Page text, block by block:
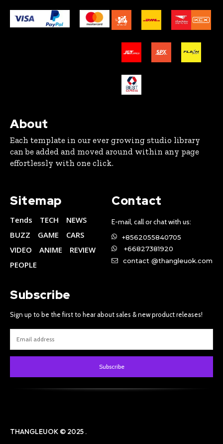
About
Each template in our ever growing studio library
can be added and moved around within any page
effortlessly with one click.
Sitemap
Tends TECH
NEWS
BUZZ
GAME
CARS
VIDEO
ANIME
REVIEW
PEOPLE
Contact
E-mail, call or chat with us:
+8562055840705
+66827381920
contact @thangleuok.com
Subscribe
Sign up to be the first to hear about sales & new product releases!
Subscribe
THANGLEUOK © 2025 .